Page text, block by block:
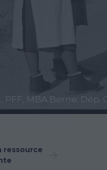
ressource